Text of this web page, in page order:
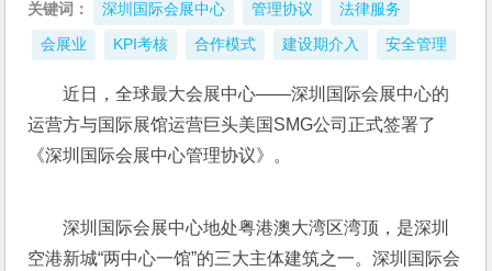
关键词： 深圳国际会展中心 管理协议 法律服务
会展业 KPI考核 合作模式 建设期介入 安全管理
近日，全球最大会展中心——深圳国际会展中心的
运营方与国际展馆运营巨头美国SMG公司正式签署了
《深圳国际会展中心管理协议》。
深圳国际会展中心地处粤港澳大湾区湾顶，是深圳
空港新城“两中心一馆”的三大主体建筑之一。深圳国际会